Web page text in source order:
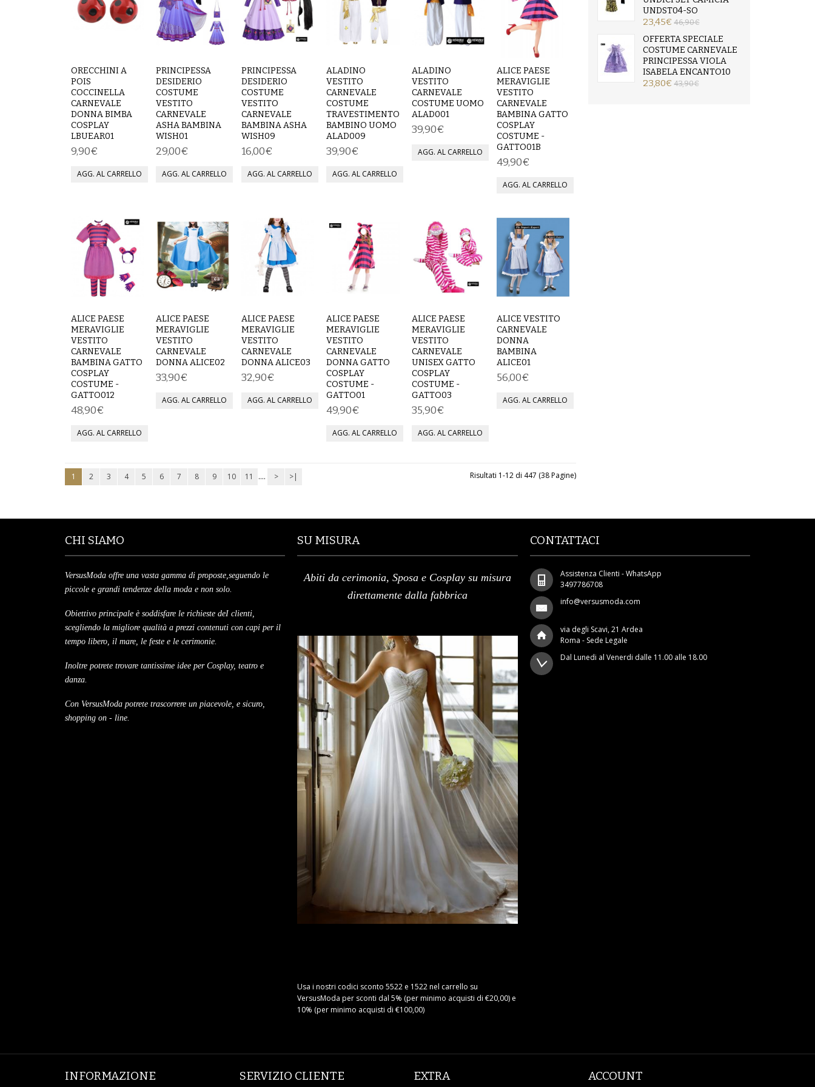
UNDST04-SO
23,45€ 46,90€
OFFERTA SPECIALE
COSTUME CARNEVALE
PRINCIPESSA VIOLA
ISABELA ENCANTO10
23,80€ 43,90€
ORECCHINI A
POIS
COCCINELLA
CARNEVALE
DONNA BIMBA
COSPLAY
LBUEAR01
9,90€
PRINCIPESSA
DESIDERIO
COSTUME
VESTITO
CARNEVALE
ASHA BAMBINA
WISH01
29,00€
PRINCIPESSA
DESIDERIO
COSTUME
VESTITO
CARNEVALE
BAMBINA ASHA
WISH09
16,00€
ALADINO
VESTITO
CARNEVALE
COSTUME
TRAVESTIMENTO
BAMBINO UOMO
ALAD009
39,90€
ALADINO
VESTITO
CARNEVALE
COSTUME UOMO
ALAD001
39,90€
ALICE PAESE
MERAVIGLIE
VESTITO
CARNEVALE
BAMBINA GATTO
COSPLAY
COSTUME -
GATTO01B
49,90€
ALICE PAESE
MERAVIGLIE
VESTITO
CARNEVALE
BAMBINA GATTO
COSPLAY
COSTUME -
GATTO012
48,90€
ALICE PAESE
MERAVIGLIE
VESTITO
CARNEVALE
DONNA ALICE02
33,90€
ALICE PAESE
MERAVIGLIE
VESTITO
CARNEVALE
DONNA ALICE03
32,90€
ALICE PAESE
MERAVIGLIE
VESTITO
CARNEVALE
DONNA GATTO
COSPLAY
COSTUME -
GATTO01
49,90€
ALICE PAESE
MERAVIGLIE
VESTITO
CARNEVALE
UNISEX GATTO
COSPLAY
COSTUME -
GATTO03
35,90€
ALICE VESTITO
CARNEVALE
DONNA
BAMBINA
ALICE01
56,00€
1 2 3 4 5 6 7 8 9 10 11 .... > >| Risultati 1-12 di 447 (38 Pagine)
CHI SIAMO
VersusModa offre una vasta gamma di proposte,seguendo le
piccole e grandi tendenze della moda e non solo.
Obiettivo principale è soddisfare le richieste deI clienti,
scegliendo la migliore qualità a prezzi contenuti con capi per il
tempo libero, il mare, le feste e le cerimonie.
Inoltre potrete trovare tantissime idee per Cosplay, teatro e
danza.
Con VersusModa potrete trascorrere un piacevole, e sicuro,
shopping on - line.
SU MISURA
Abiti da cerimonia, Sposa e Cosplay su misura
direttamente dalla fabbrica
Usa i nostri codici sconto 5522 e 1522 nel carrello su
VersusModa per sconti dal 5% (per minimo acquisti di €20,00) e
10% (per minimo acquisti di €100,00)
CONTATTACI
Assistenza Clienti - WhatsApp
3497786708
info@versusmoda.com
via degli Scavi, 21 Ardea
Roma - Sede Legale
Dal Lunedi al Venerdi dalle 11.00 alle 18.00
INFORMAZIONE SERVIZIO CLIENTE EXTRA ACCOUNT